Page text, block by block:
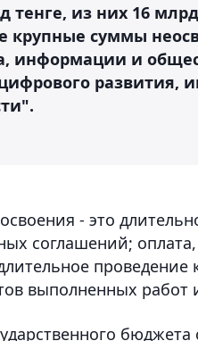
тенге, из них 16
крупные суммы
информации и
развития,
- это
соглашений;
проведение
выполненных работ
бюджета